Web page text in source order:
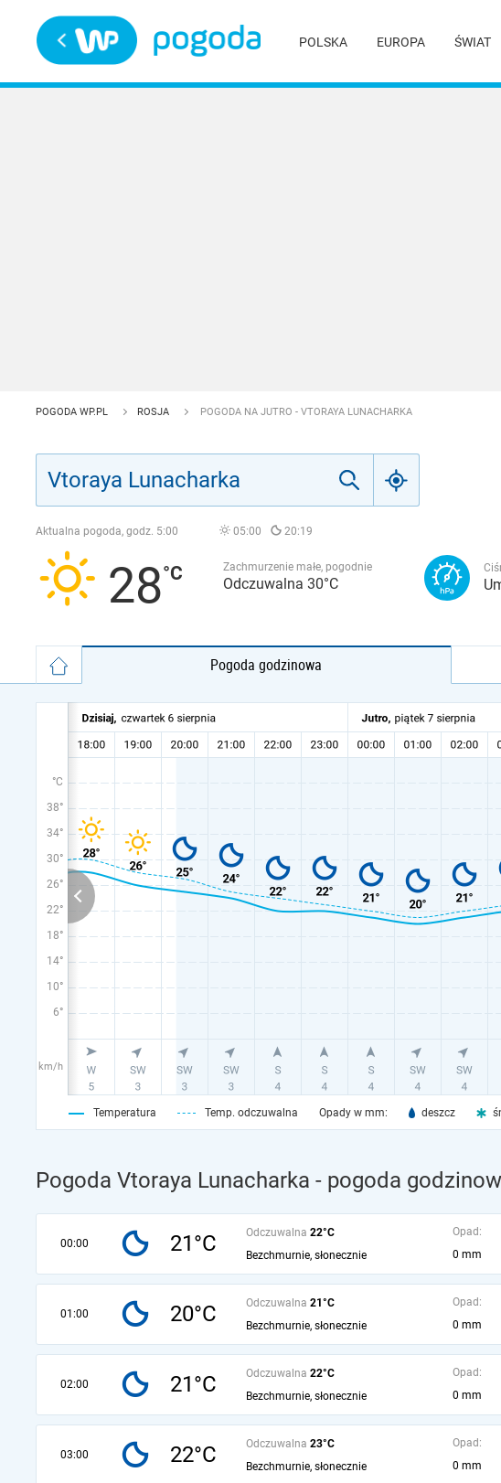
POLSKA EUROPA ŚWIAT
POGODA WP.PL ROSJA POGODA NA JUTRO - VTORAYA LUNACHARKA
Aktualna pogoda, godz. 5:00 05:00 20:19
28 Zachmurzenie małe, pogodnie
Odczuwalna 30°C
Pogoda godzinowa
°C
38°
34°
30°
26°
22°
18°
14°
10°
6°
km/h
Temperatura Temp. odczuwalna Opady w mm: deszcz
Pogoda Vtoraya Lunacharka - pogoda
00:00 21°C Odczuwalna 22°C
Bezchmurnie, słonecznie
Opad:
0 mm
01:00 20°C Odczuwalna 21°C
Bezchmurnie, słonecznie
Opad:
0 mm
02:00 21°C Odczuwalna 22°C
Bezchmurnie, słonecznie
Opad:
0 mm
03:00 22°C Odczuwalna 23°C
Bezchmurnie, słonecznie
Opad:
0 mm